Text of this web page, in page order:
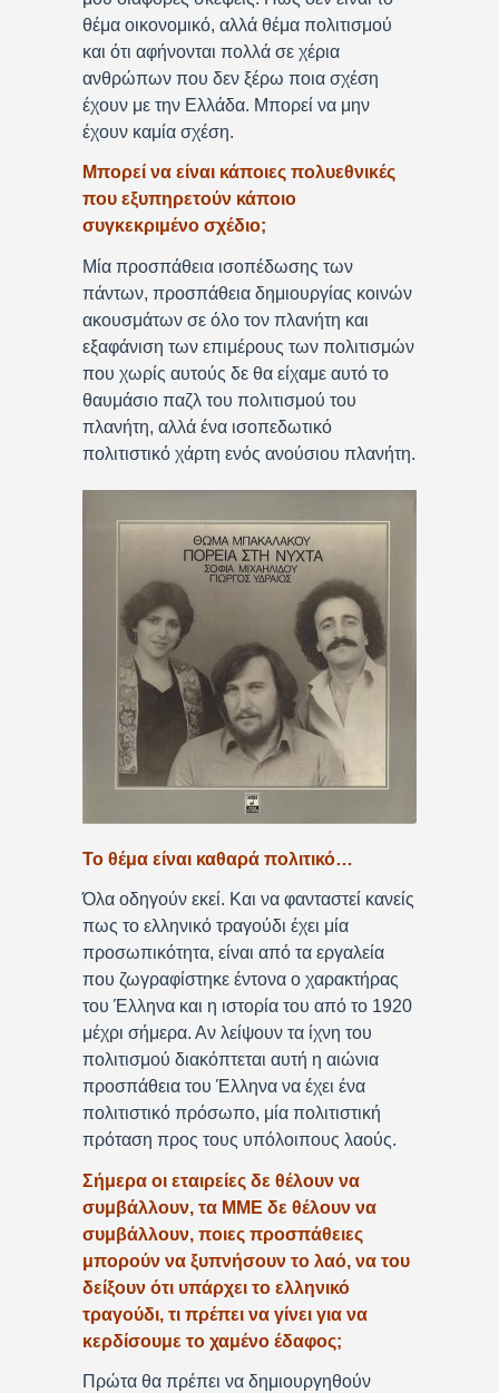
θέμα οικονομικό, αλλά θέμα πολιτισμού
και ότι αφήνονται πολλά σε χέρια
ανθρώπων που δεν ξέρω ποια σχέση
έχουν με την Ελλάδα. Μπορεί να μην
έχουν καμία σχέση.
Μπορεί να είναι κάποιες πολυεθνικές
που εξυπηρετούν κάποιο
συγκεκριμένο σχέδιο;
Μία προσπάθεια ισοπέδωσης των
πάντων, προσπάθεια δημιουργίας κοινών
ακουσμάτων σε όλο τον πλανήτη και
εξαφάνιση των επιμέρους των πολιτισμών
που χωρίς αυτούς δε θα είχαμε αυτό το
θαυμάσιο παζλ του πολιτισμού του
πλανήτη, αλλά ένα ισοπεδωτικό
πολιτιστικό χάρτη ενός ανούσιου πλανήτη.
Το θέμα είναι καθαρά πολιτικό…
Όλα οδηγούν εκεί. Και να φανταστεί κανείς
πως το ελληνικό τραγούδι έχει μία
προσωπικότητα, είναι από τα εργαλεία
που ζωγραφίστηκε έντονα ο χαρακτήρας
του Έλληνα και η ιστορία του από το 1920
μέχρι σήμερα. Αν λείψουν τα ίχνη του
πολιτισμού διακόπτεται αυτή η αιώνια
προσπάθεια του Έλληνα να έχει ένα
πολιτιστικό πρόσωπο, μία πολιτιστική
πρόταση προς τους υπόλοιπους λαούς.
Σήμερα οι εταιρείες δε θέλουν να
συμβάλλουν, τα ΜΜΕ δε θέλουν να
συμβάλλουν, ποιες προσπάθειες
μπορούν να ξυπνήσουν το λαό, να του
δείξουν ότι υπάρχει το ελληνικό
τραγούδι, τι πρέπει να γίνει για να
κερδίσουμε το χαμένο έδαφος;
Πρώτα θα πρέπει να δημιουργηθούν